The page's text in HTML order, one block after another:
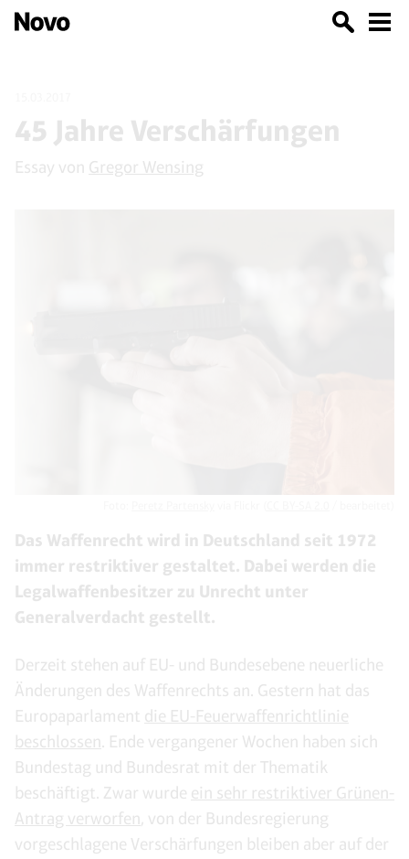
45 Jahre Verschärfungen
Essay von Gregor Wensing
Das Waffenrecht wird in Deutschland seit 1972
immer restriktiver gestaltet. Dabei werden die
Legalwaffenbesitzer zu Unrecht unter
Generalverdacht gestellt.
Derzeit stehen auf EU- und Bundesebene neuerliche
Änderungen des Waffenrechts an. Gestern hat das
Europaparlament die EU-Feuerwaffenrichtlinie
beschlossen . Ende vergangener Wochen haben sich
Bundestag und Bundesrat mit der Thematik
beschäftigt. Zwar wurde ein sehr restriktiver Grünen-
Antrag verworfen, von der Bundesregierung
vorgeschlagene Verschärfungen bleiben aber auf der